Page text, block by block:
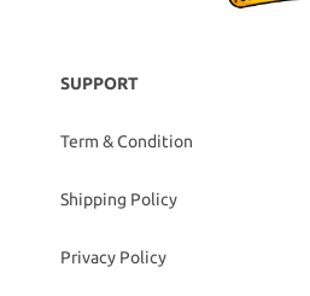
SUPPORT
Term & Condition
Shipping Policy
Privacy Policy